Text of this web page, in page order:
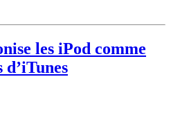
les iPod comme